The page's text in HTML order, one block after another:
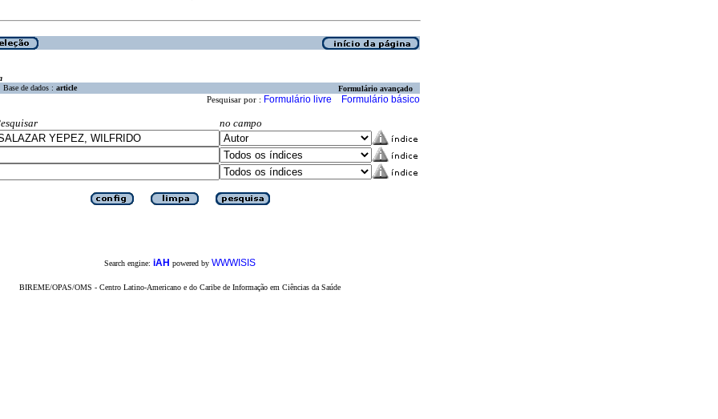
Base de dados : article Formulário avançado
Pesquisar por : Formulário livre Formulário básico
no campo
Search engine: iAH powered by WWWISIS
BIREME/OPAS/OMS - Centro Latino-Americano e do Caribe de Informação em Ciências da Saúde